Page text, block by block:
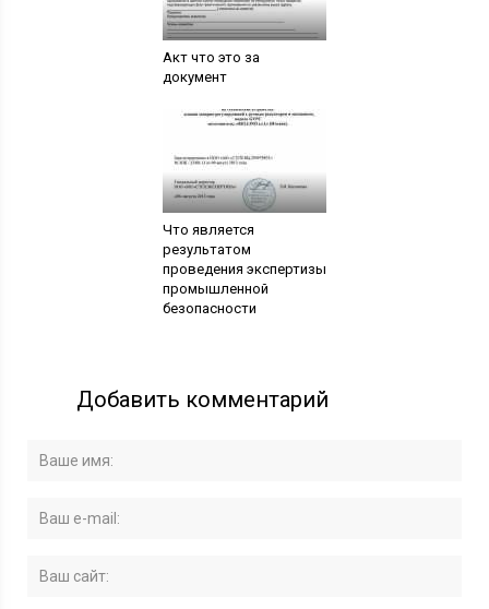
Акт что это за
документ
Что является
результатом
проведения экспертизы
промышленной
безопасности
Добавить комментарий